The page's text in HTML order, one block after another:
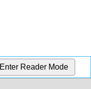
Enter Reader Mode